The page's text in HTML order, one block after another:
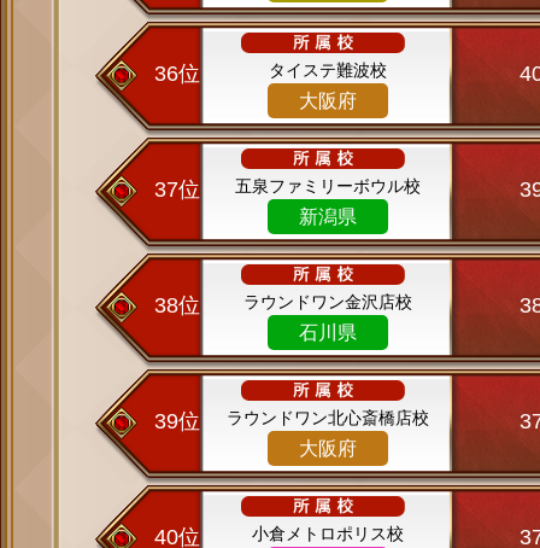
36位 タイステ難波校
大阪府
37位 五泉ファミリーボウル校
新潟県
38位 ラウンドワン金沢店校
石川県
39位 ラウンドワン北心斎橋店校
大阪府
40位 小倉メトロポリス校